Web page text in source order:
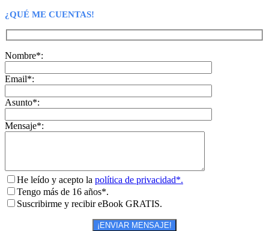
¿QUÉ ME CUENTAS!
Nombre*:
Email*:
Asunto*:
Mensaje*:
He leído y acepto la política de privacidad*.
Tengo más de 16 años*.
Suscribirme y recibir eBook GRATIS.